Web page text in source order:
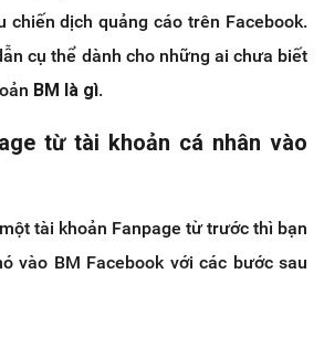
chiến dịch quảng cáo trên Facebook.
cụ thể dành cho những ai chưa biết
BM là gì.
từ tài khoản cá nhân vào
tài khoản Fanpage từ trước thì bạn
vào BM Facebook với các bước sau